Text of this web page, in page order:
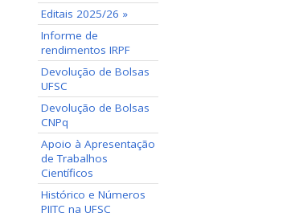
Editais 2025/26 »
Informe de
rendimentos IRPF
Devolução de Bolsas
UFSC
Devolução de Bolsas
CNPq
Apoio à Apresentação
de Trabalhos
Científicos
Histórico e Números
PIITC na UFSC